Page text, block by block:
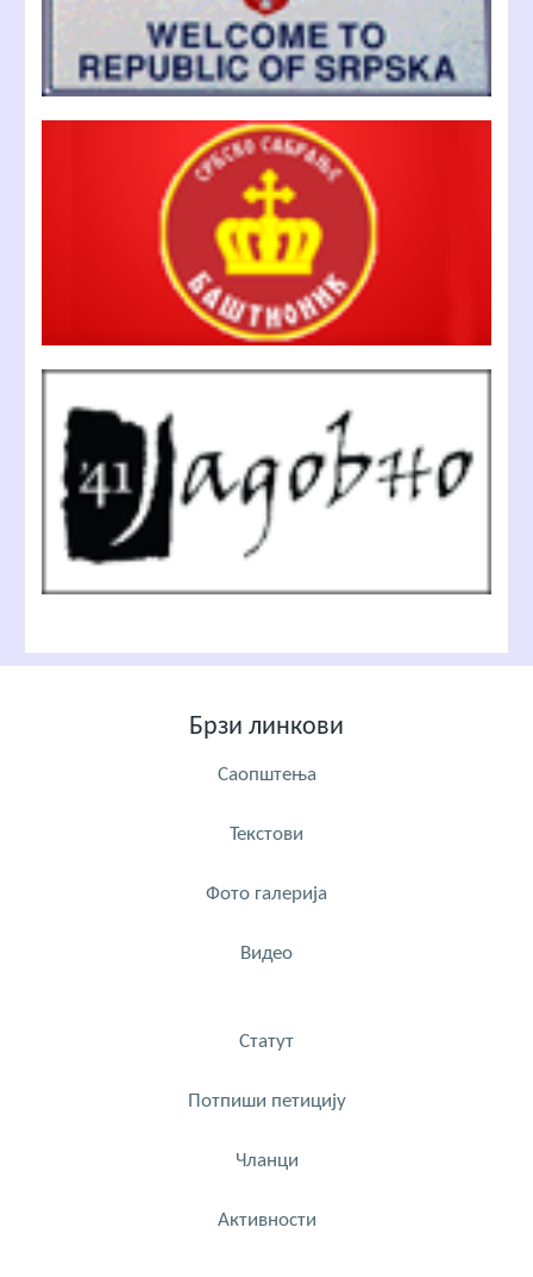
Брзи линкови
Саопштења
Текстови
Фото галерија
Видео
Статут
Потпиши петицију
Чланци
Активности